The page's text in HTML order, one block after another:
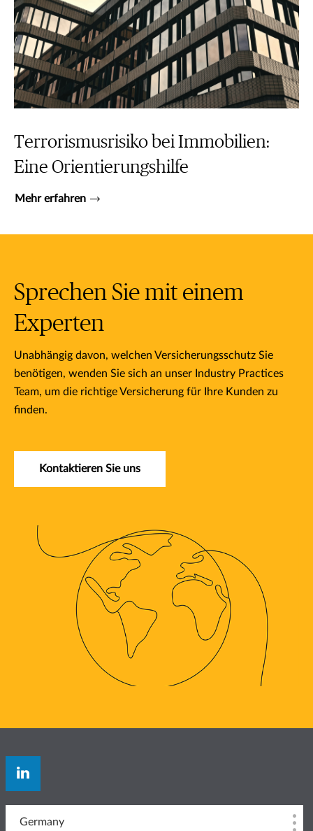
Terrorismusrisiko bei Immobilien:
Eine Orientierungshilfe
Mehr erfahren
Sprechen Sie mit einem
Experten
Unabhängig davon, welchen Versicherungsschutz Sie
benötigen, wenden Sie sich an unser Industry Practices
Team, um die richtige Versicherung für Ihre Kunden zu
finden.
Kontaktieren Sie uns
Germany